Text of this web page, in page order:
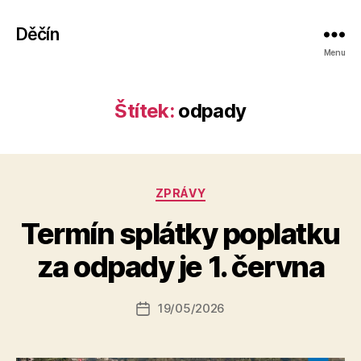
Děčín
Menu
Štítek: odpady
Rubriky
ZPRÁVY
Termín splátky poplatku
za odpady je 1. června
Autor
příspěvku
u
t
a
Datum
19/05/2026